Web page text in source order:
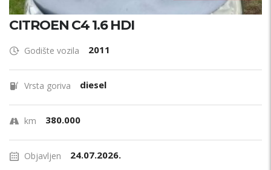
CITROEN C4 1.6 HDI
Godište vozila 2011
Vrsta goriva diesel
km 380.000
Objavljen 24.07.2026.